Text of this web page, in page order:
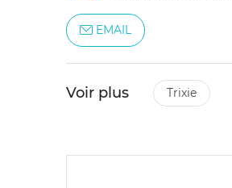
EMAIL
Voir plus trixie